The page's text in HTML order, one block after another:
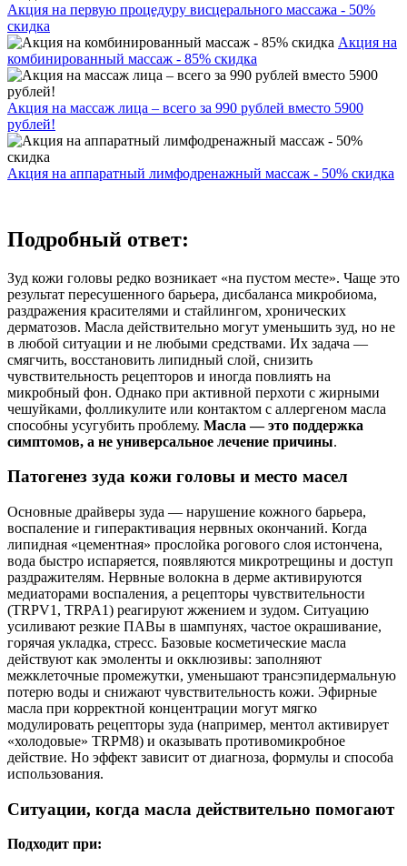
Акция на первую процедуру висцерального массажа - 50%
скидка
Акция на
комбинированный массаж - 85% скидка
Акция на массаж лица – всего за 990 рублей вместо 5900
рублей!
Акция на аппаратный лимфодренажный массаж - 50% скидка
Подробный ответ:
Зуд кожи головы редко возникает «на пустом месте». Чаще это
результат пересушенного барьера, дисбаланса микробиома,
раздражения красителями и стайлингом, хронических
дерматозов. Масла действительно могут уменьшить зуд, но не
в любой ситуации и не любыми средствами. Их задача —
смягчить, восстановить липидный слой, снизить
чувствительность рецепторов и иногда повлиять на
микробный фон. Однако при активной перхоти с жирными
чешуйками, фолликулите или контактом с аллергеном масла
способны усугубить проблему. Масла — это поддержка
симптомов, а не универсальное лечение причины.
Патогенез зуда кожи головы и место масел
Основные драйверы зуда — нарушение кожного барьера,
воспаление и гиперактивация нервных окончаний. Когда
липидная «цементная» прослойка рогового слоя истончена,
вода быстро испаряется, появляются микротрещины и доступ
раздражителям. Нервные волокна в дерме активируются
медиаторами воспаления, а рецепторы чувствительности
(TRPV1, TRPA1) реагируют жжением и зудом. Ситуацию
усиливают резкие ПАВы в шампунях, частое окрашивание,
горячая укладка, стресс. Базовые косметические масла
действуют как эмоленты и окклюзивы: заполняют
межклеточные промежутки, уменьшают трансэпидермальную
потерю воды и снижают чувствительность кожи. Эфирные
масла при корректной концентрации могут мягко
модулировать рецепторы зуда (например, ментол активирует
«холодовые» TRPM8) и оказывать противомикробное
действие. Но эффект зависит от диагноза, формулы и способа
использования.
Ситуации, когда масла действительно помогают
Подходит при: